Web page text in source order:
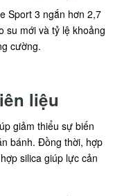
Sport 3 ngắn hơn 2,7
su mới và tỷ lệ khoảng
cường.
liệu
giảm thiểu sự biến
bánh. Đồng thời, hợp
silica giúp lực cản